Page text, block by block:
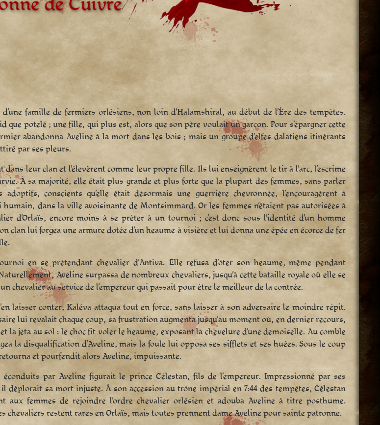
famille de fermiers orlésiens, non loin d’Halamshiral, au début de l’Ère des tempêtes.
que potelé ; une fille, qui plus est, alors que son père voulait un garçon. Pour s’épargner cette
abandonna Aveline à la mort dans les bois ; mais un groupe d’elfes dalatiens itinérants
par ses pleurs.
dans leur clan et l’élevèrent comme leur propre fille. Ils lui enseignèrent le tir à l’arc, l’escrime
À sa majorité, elle était plus grande et plus forte que la plupart des femmes, sans parler
adoptifs, conscients qu’elle était désormais une guerrière chevronnée, l’encouragèrent à
dans la ville avoisinante de Montsimmard. Or les femmes n’étaient pas autorisées à
d’Orlaïs, encore moins à se prêter à un tournoi ; c’est donc sous l’identité d’un homme
clan lui forgea une armure dotée d’un heaume à visière et lui donna une épée en écorce de fer
en se prétendant chevalier d’Antiva. Elle refusa d’ôter son heaume, même pendant
Aveline surpassa de nombreux chevaliers, jusqu’à cette bataille royale où elle se
chevalier au service de l’empereur qui passait pour être le meilleur de la contrée.
laisser conter, Kaléva attaqua tout en force, sans laisser à son adversaire le moindre répit.
lui revalait chaque coup, sa frustration augmenta jusqu’au moment où, en dernier recours,
la jeta au sol : le choc fit voler le heaume, exposant la chevelure d’une demoiselle. Au comble
la disqualification d’Aveline, mais la foule lui opposa ses sifflets et ses huées. Sous le coup
et pourfendit alors Aveline, impuissante.
par Aveline figurait le prince Célestan, fils de l’empereur. Impressionné par ses
déplorait sa mort injuste. À son accession au trône impérial en 7:44 des tempêtes, Célestan
aux femmes de rejoindre l’ordre chevalier orlésien et adouba Aveline à titre posthume.
chevaliers restent rares en Orlaïs, mais toutes prennent dame Aveline pour sainte patronne.